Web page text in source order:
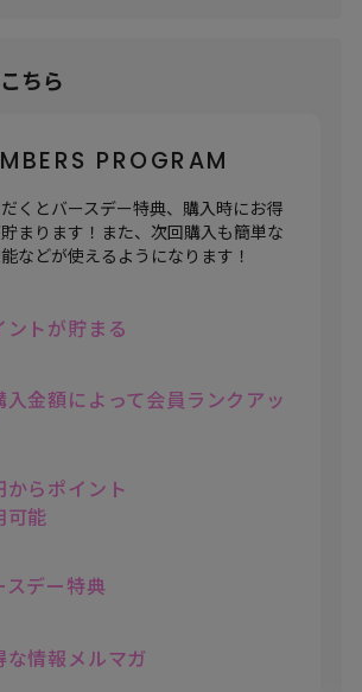
ちら
PROGRAM
くとバースデー特典、購入時にお得
まります！また、次回購入も簡単な
などが使えるようになります！
ントが貯まる
入金額によって会員ランクアッ
からポイント
可能
スデー特典
な情報メルマガ